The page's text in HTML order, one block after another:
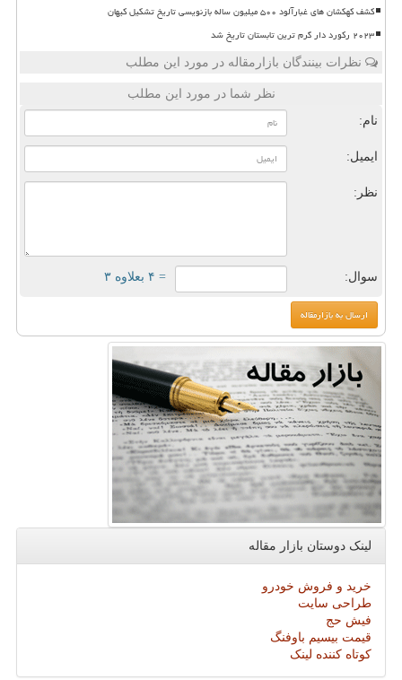
کشف کهکشان های غبارآلود ۵۰۰ میلیون ساله بازنویسی تاریخ تشکیل کیهان
۲۰۲۳ رکورد دار گرم ترین تابستان تاریخ شد
نظرات بینندگان بازارمقاله در مورد این مطلب
نظر شما در مورد این مطلب
نام:
ایمیل:
نظر:
سوال: = ۴ بعلاوه ۳
لینک دوستان بازار مقاله
خرید و فروش خودرو
طراحی سایت
فیش حج
قیمت بیسیم باوفنگ
کوتاه کننده لینک